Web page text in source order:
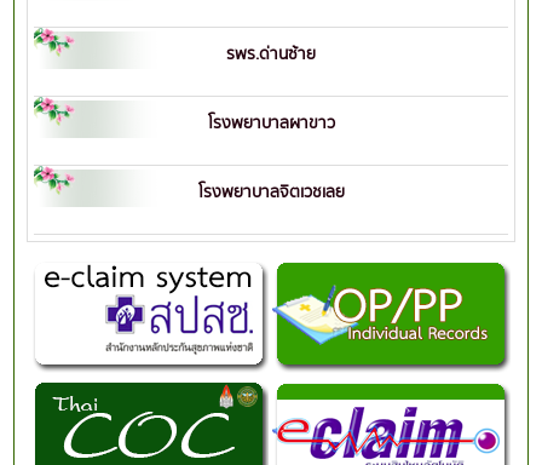
รพร.ด่านซ้าย
โรงพยาบาลผาขาว
โรงพยาบาลจิตเวชเลย